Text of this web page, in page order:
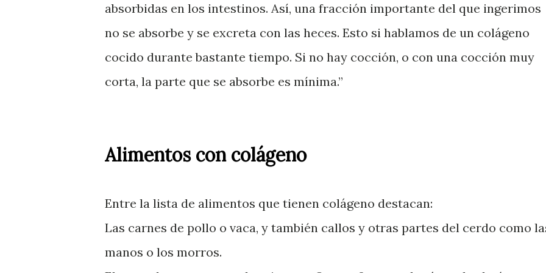
absorbidas en los intestinos. Así, una fracción importante del que ingerimos
no se absorbe y se excreta con las heces. Esto si hablamos de un colágeno
cocido durante bastante tiempo. Si no hay cocción, o con una cocción muy
corta, la parte que se absorbe es mínima.”
Alimentos con colágeno
Entre la lista de alimentos que tienen colágeno destacan:
Las carnes de pollo o vaca, y también callos y otras partes del cerdo como
manos o los morros.